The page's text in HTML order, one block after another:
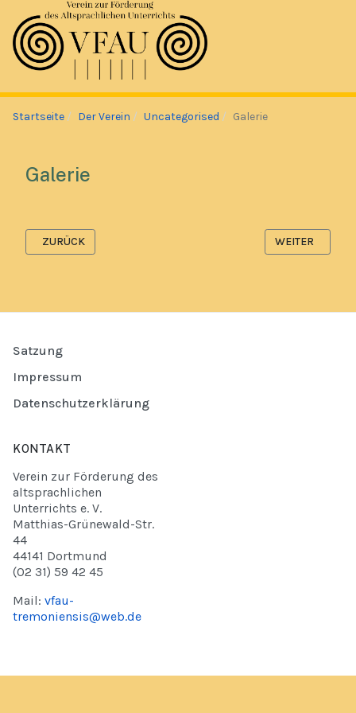
Startseite Der Verein Uncategorised Galerie
Galerie
VORHERIGER BEITRAG: SATZUNG
ZURÜCK NÄCHSTER
WEITER
Satzung
Impressum
Datenschutzerklärung
KONTAKT
Verein zur Förderung des
altsprachlichen
Unterrichts e. V.
Matthias-Grünewald-Str.
44
44141 Dortmund
(02 31) 59 42 45
Mail: vfau-
tremoniensis@web.de